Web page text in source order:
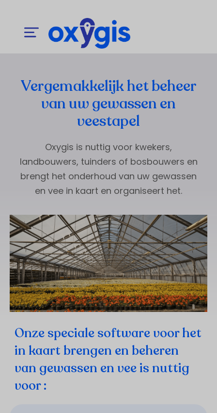
Vergemakkelijk het beheer
van uw gewassen en
veestapel
Oxygis is nuttig voor kwekers,
landbouwers, tuinders of bosbouwers en
brengt het onderhoud van uw gewassen
en vee in kaart en organiseert het.
Onze speciale software voor het
in kaart brengen en beheren
van gewassen en vee is nuttig
voor :